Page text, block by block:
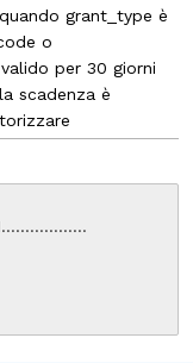
grant_type è
o
per 30 giorni
scadenza è